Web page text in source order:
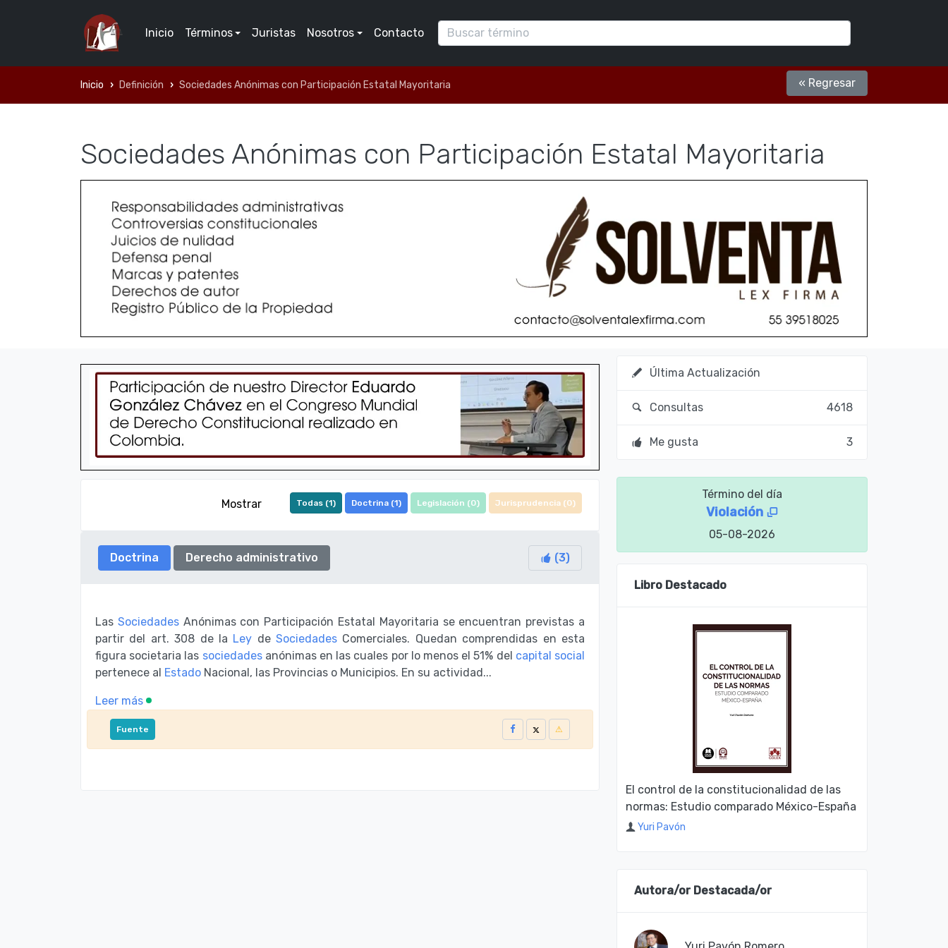
Inicio Términos Juristas Nosotros Contacto
Inicio Definición Sociedades Anónimas con Participación Estatal Mayoritaria « Regresar
Sociedades Anónimas con Participación Estatal Mayoritaria
Mostrar Todas (1) Doctrina (1) Legislación (0) Jurisprudencia (0)
Doctrina Derecho administrativo (3)
Las SociedadesAnónimas con Participación Estatal Mayoritaria se encuentran previstas a
partir del art. 308 de la Ley deSociedades Comerciales. Quedan comprendidas en esta
figura societaria las sociedadesanónimas en las cuales por lo menos el 51% del capital social
pertenece al Estado Nacional, las Provincias o Municipios. En su actividad...
Leer más
Fuente
Última Actualización
Consultas 4618
Me gusta 3
Término del día
Violación
05-08-2026
Libro Destacado
El control de la constitucionalidad de las
normas: Estudio comparado México-España
Yuri Pavón
Autora/or Destacada/or